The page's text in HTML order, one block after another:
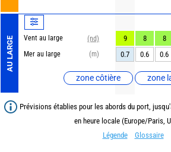
AU LARGE Vent au large
(nd)
Mer au large
(m)
zone côtière zone
9 8 8
0.7
0.6 0.6
Prévisions établies pour les abords du port,
en heure locale (Europe/Paris,
Légende
Glossaire